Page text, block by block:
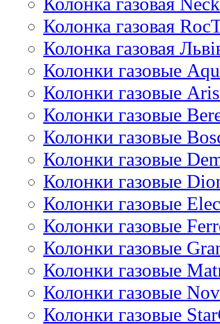
Колонка газовая
Колонка газовая
Колонки газовые
Колонки газовые
Колонки газовые
Колонки газовые
Колонки газовые
Колонки газовые
Колонки газовые
Колонки газовые
Колонки газовые
Колонки газовые
Колонки газовые
Колонки газовые